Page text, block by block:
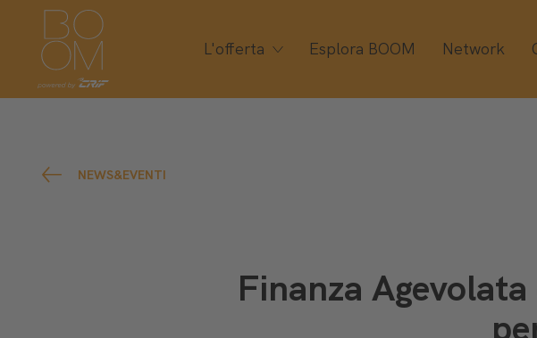
L'offerta Esplora BOOM Network
NEWS&EVENTI
Finanza